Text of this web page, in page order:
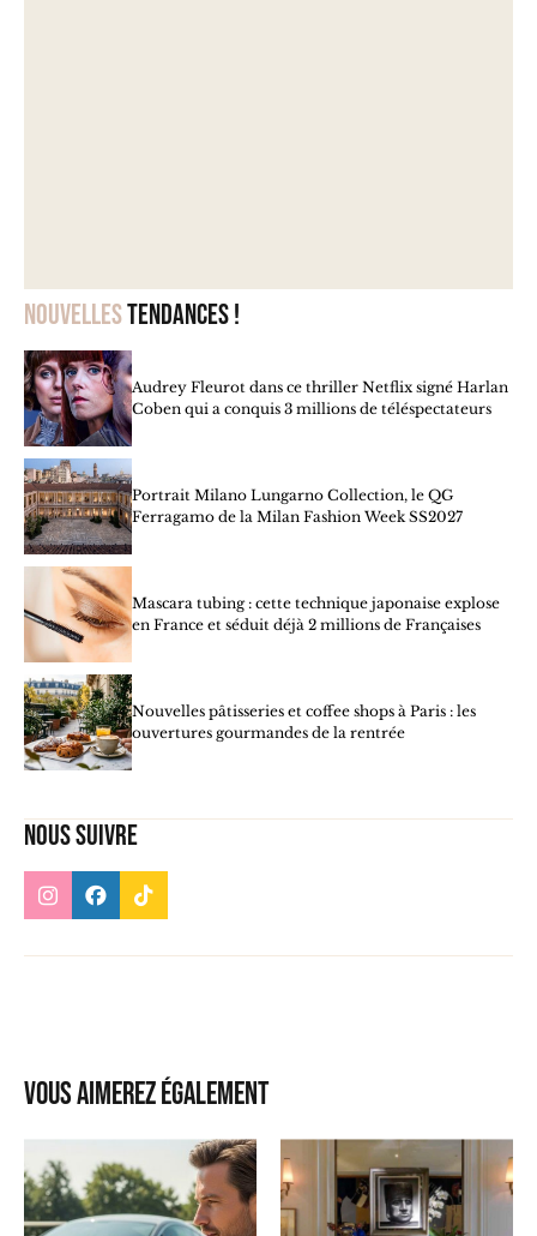
Nouvellestendances !
Audrey Fleurot dans ce thriller Netflix signé Harlan
Coben qui a conquis 3 millions de téléspectateurs
Portrait Milano Lungarno Collection, le QG
Ferragamo de la Milan Fashion Week SS2027
Mascara tubing : cette technique japonaise explose
en France et séduit déjà 2 millions de Françaises
Nouvelles pâtisseries et coffee shops à Paris : les
ouvertures gourmandes de la rentrée
Nous suivre
Vous aimerez également